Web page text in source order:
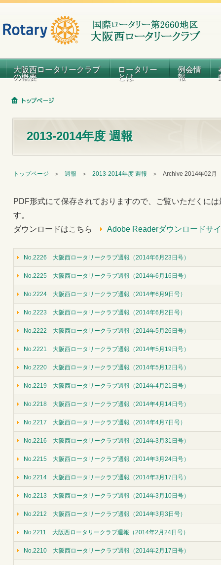
大阪西ロータリークラブ
の概要
ロータリー
とは
例会情
報
2013-2014年度 週報
トップページ ＞ 週報 ＞ 2013-2014年度 週報 ＞ Archive 2014年02月
PDF形式にて保存されておりますので、ご覧いただくに
す。
ダウンロードはこちら
Adobe Readerダウンロードサ
No.2226 大阪西ロータリークラブ週報（2014年6月23日号）
No.2225 大阪西ロータリークラブ週報（2014年6月16日号）
No.2224 大阪西ロータリークラブ週報（2014年6月9日号）
No.2223 大阪西ロータリークラブ週報（2014年6月2日号）
No.2222 大阪西ロータリークラブ週報（2014年5月26日号）
No.2221 大阪西ロータリークラブ週報（2014年5月19日号）
No.2220 大阪西ロータリークラブ週報（2014年5月12日号）
No.2219 大阪西ロータリークラブ週報（2014年4月21日号）
No.2218 大阪西ロータリークラブ週報（2014年4月14日号）
No.2217 大阪西ロータリークラブ週報（2014年4月7日号）
No.2216 大阪西ロータリークラブ週報（2014年3月31日号）
No.2215 大阪西ロータリークラブ週報（2014年3月24日号）
No.2214 大阪西ロータリークラブ週報（2014年3月17日号）
No.2213 大阪西ロータリークラブ週報（2014年3月10日号）
No.2212 大阪西ロータリークラブ週報（2014年3月3日号）
No.2211 大阪西ロータリークラブ週報（2014年2月24日号）
No.2210 大阪西ロータリークラブ週報（2014年2月17日号）